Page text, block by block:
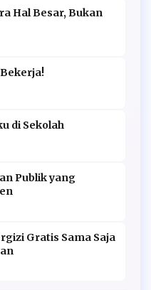
Hal Besar, Bukan
di Sekolah
Publik yang
Gratis Sama Saja